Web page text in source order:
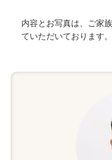
内容とお写真は、ご家
ていただいております。